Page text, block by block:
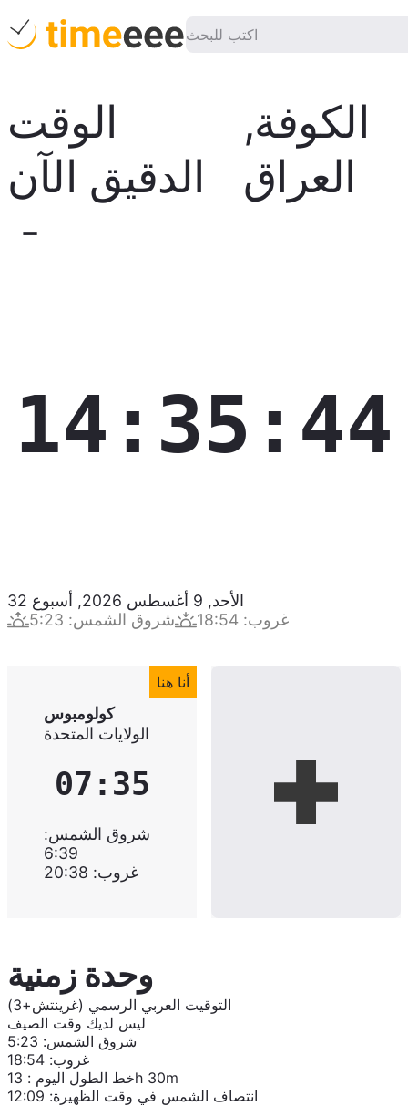
الوقت
الدقيق الآن
-
الكوفة,
العراق
14:35:45
الأحد, 9 أغسطس 2026 , أسبوع 32
شروق الشمس:
5:23 غروب:
18:54
أنا هنا
كولومبوس
الولايات المتحدة
07:35
شروق الشمس:
6:39
غروب:
20:38
وحدة زمنية
التوقيت العربي الرسمي (غرينتش+3)
ليس لديك وقت الصيف
شروق الشمس:
5:23
غروب:
18:54
خط الطول اليوم :
13h 30m
انتصاف الشمس في وقت الظهيرة:
12:09